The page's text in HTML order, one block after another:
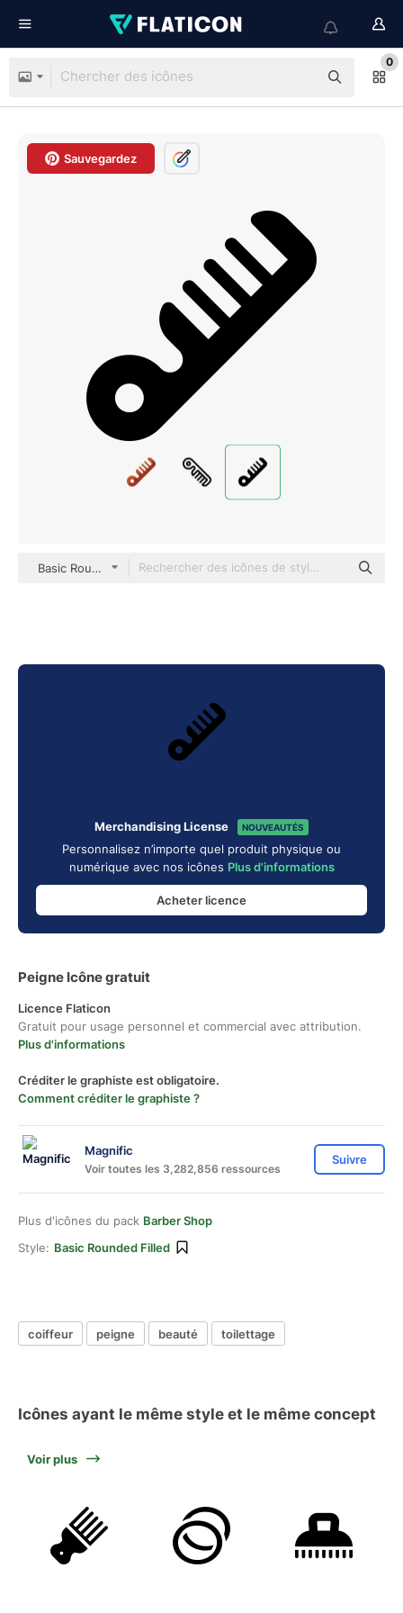
0
Sauvegardez
Basic Rounded Filled
Merchandising License NOUVEAUTÉS
Personnalisez n’importe quel produit physique ou
numérique avec nos icônes Plus d'informations
Acheter licence
Peigne Icône gratuit
Licence Flaticon
Gratuit pour usage personnel et commercial avec attribution.
Plus d'informations
Créditer le graphiste est obligatoire.
Comment créditer le graphiste ?
Magnific
Voir toutes les 3,282,856 ressources
Suivre
Plus d'icônes du pack Barber Shop
Style: Basic Rounded Filled
coiffeur peigne beauté toilettage
Icônes ayant le même style et le même concept
Voir plus